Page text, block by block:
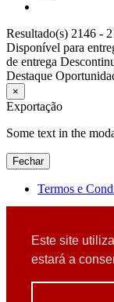
Este site
estará a
Resultado(s) 2146 -
Disponível para
de entrega
Destaque
×
Exportação
Some text in the
Fechar
Termos e
Detectamos que
Por favor, atualize o